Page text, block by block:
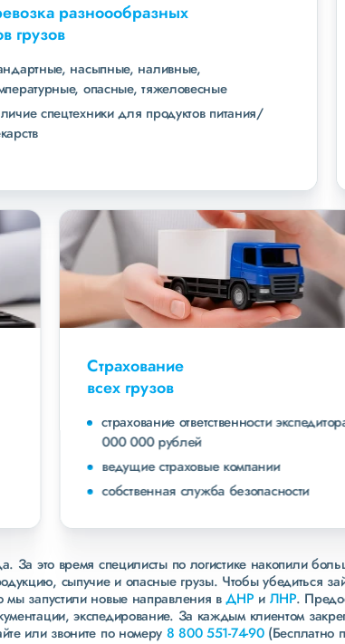
разноообразных
грузов
насыпные, наливные,
опасные, тяжеловесные
спецтехники для продуктов питания/
ответственности экспедитора до 40
страховые компании
служба безопасности
За это время специлисты по логистике накопили
сыпучие и опасные грузы. Чтобы убедиться
мы запустили новые направления вДНР и ЛНР.
экспедирование. За каждым клиентом
или звоните по номеру 8 800 551-74-90(Бесплатно